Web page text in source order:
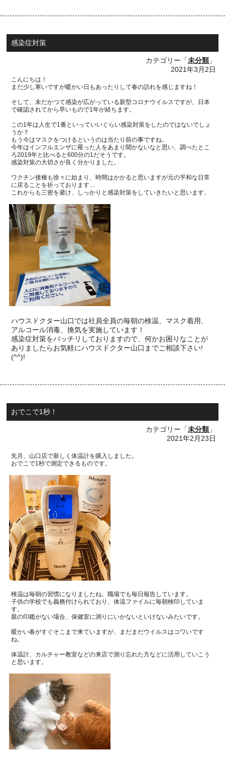
感染症対策
カテゴリー「未分類 」
2021年3月2日
こんにちは！
まだ少し寒いですが暖かい日もあったりして春の訪れを感じますね！
そして、未だかつて感染が広がっている新型コロナウイルスですが、日本
で確認されてから早いもので1年が経ちます。
この1年は人生で1番といっていいぐらい感染対策をしたのではないでしょ
うか？
もう今はマスクをつけるというのは当たり前の事ですね。
今年はインフルエンザに罹った人をあまり聞かないなと思い、調べたとこ
ろ2019年と比べると 600分の1だそうです。
感染対策の大切さが良く分かりました。
ワクチン接種も徐々に始まり、時間はかかると思いますが元の平和な日常
に戻ることを祈っております…
これからも三密を避け、しっかりと感染対策をしていきたいと思います。
ハウスドクター山口では社員全員の毎朝の検温、マスク着用、
アルコール消毒、換気を実施しています！
感染症対策をバッチリしておりますので、何かお困りなことが
ありましたらお気軽にハウスドクター山口までご相談下さい!
(^^)!
おでこで1秒！
カテゴリー「未分類 」
2021年2月23日
先月、山口店で新しく体温計を購入しました。
おでこで1秒で測定できるものです。
検温は毎朝の習慣になりましたね。職場でも毎日報告しています。
子供の学校でも義務付けられており、体温ファイルに毎朝検印していま
す。
親の印鑑がない場合、保健室に測りにいかないといけないみたいです。
暖かい春がすぐそこまで来ていますが、まだまだウイルスはコワいです
ね。
体温計、カルチャー教室などの来店で測り忘れた方などに活用していこう
と思います。